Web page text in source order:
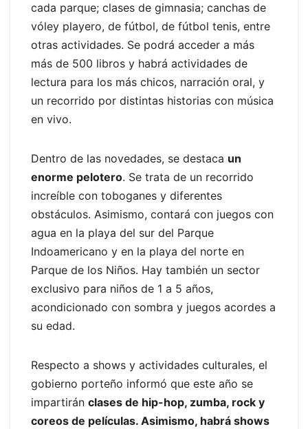
cada parque; clases de gimnasia; canchas de
vóley playero, de fútbol, de fútbol tenis, entre
otras actividades. Se podrá acceder a más
más de 500 libros y habrá actividades de
lectura para los más chicos, narración oral, y
un recorrido por distintas historias con música
en vivo.
Dentro de las novedades, se destaca un
enorme pelotero. Se trata de un recorrido
increíble con toboganes y diferentes
obstáculos. Asimismo, contará con juegos con
agua en la playa del sur del Parque
Indoamericano y en la playa del norte en
Parque de los Niños. Hay también un sector
exclusivo para niños de 1 a 5 años,
acondicionado con sombra y juegos acordes a
su edad.
Respecto a shows y actividades culturales, el
gobierno porteño informó que este año se
impartirán clases de hip-hop, zumba, rock y
coreos de películas. Asimismo, habrá shows